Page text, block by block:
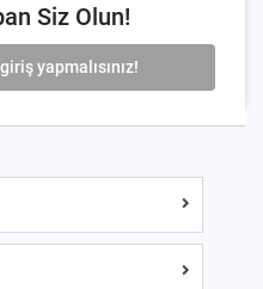
Siz Olun!
yapmalısınız!